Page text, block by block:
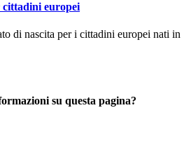
europei
di nascita per i cittadini europei nati in
su questa pagina?